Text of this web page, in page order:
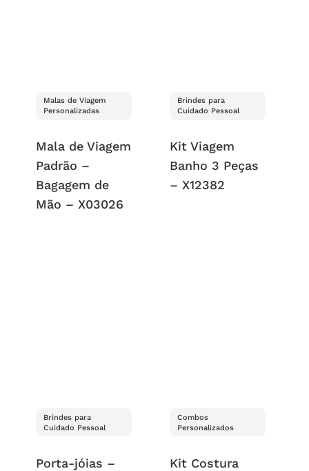
Malas de Viagem
Personalizadas
Mala de Viagem
Padrão –
Bagagem de
Mão – X03026
Brindes para
Cuidado Pessoal
Kit Viagem
Banho 3 Peças
– X12382
Brindes para
Cuidado Pessoal
Porta-jóias –
Combos
Personalizados
Kit Costura